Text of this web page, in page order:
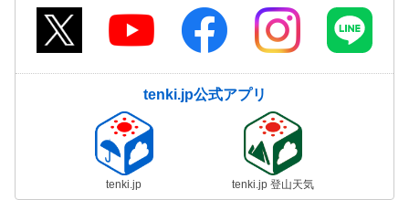
tenki.jp公式アプリ
tenki.jp tenki.jp 登山天気